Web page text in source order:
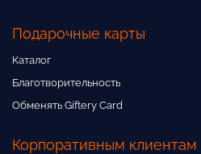
Подарочные карты
Каталог
Благотворительность
Обменять Giftery Card
Корпоративным клиентам